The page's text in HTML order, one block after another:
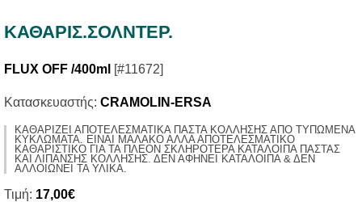
ΚΑΘΑΡΙΣ.ΣΟΛΝΤΕΡ.
FLUX OFF /400ml [#11672]
Κατασκευαστής: CRAMOLIN-ERSA
ΚΑΘΑΡΙΖΕΙ ΑΠΟΤΕΛΕΣΜΑΤΙΚΑ ΠΑΣΤΑ ΚΟΛΛΗΣΗΣ ΑΠΟ ΤΥΠΩΜΕΝΑ
ΚΥΚΛΩΜΑΤΑ. ΕΙΝΑΙ ΜΑΛΑΚΟ ΑΛΛΑ ΑΠΟΤΕΛΕΣΜΑΤΙΚΟ
ΚΑΘΑΡΙΣΤΙΚΟ ΓΙΑ ΤΑ ΠΛΕΟΝ ΣΚΛΗΡΟΤΕΡΑ ΚΑΤΑΛΟΙΠΑ ΠΑΣΤΑΣ
ΚΑΙ ΛΙΠΑΝΣΗΣ ΚΟΛΛΗΣΗΣ. ΔΕΝ ΑΦΗΝΕΙ ΚΑΤΑΛΟΙΠΑ & ΔΕΝ
ΑΛΛΟΙΩΝΕΙ ΤΑ ΥΛΙΚΑ.
Τιμή: 17,00€